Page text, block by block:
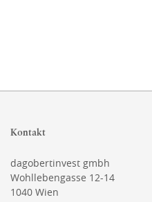
Kontakt
dagobertinvest gmbh
Wohllebengasse 12-14
1040 Wien